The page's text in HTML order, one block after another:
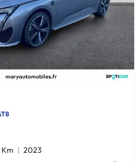
Km
2023